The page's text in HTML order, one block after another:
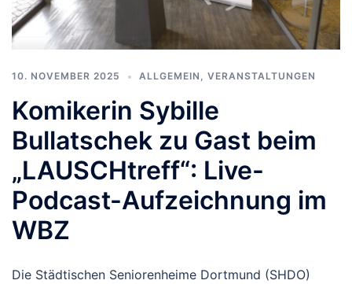
10. NOVEMBER 2025 ALLGEMEIN , VERANSTALTUNGEN
Komikerin Sybille
Bullatschek zu Gast beim
„LAUSCHtreff“: Live-
Podcast-Aufzeichnung im
WBZ
Die Städtischen Seniorenheime Dortmund (SHDO)